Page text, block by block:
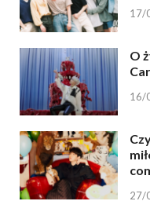
17/
O
16/
27/